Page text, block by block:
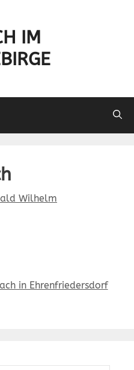
IM
Wilhelm
in Ehrenfriedersdorf